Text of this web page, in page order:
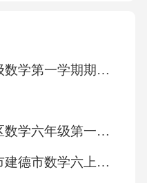
推出限定优惠套餐或
建（一）培训对象
心对象：已购买或
等一线服务人员
训，确保传递信息
2027届无为县四年级数学第一学期期末学业质量监测模拟试题含解析
2027届福州市鼓楼区数学六年级第一学期期末学业水平测试模拟试题含解析
2027届浙江省杭州市建德市数学六上期末统考模拟试题含解析